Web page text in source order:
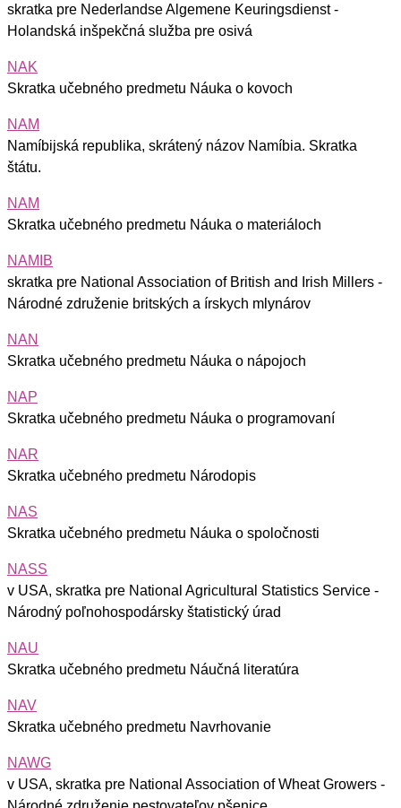
skratka pre Nederlandse Algemene Keuringsdienst -
Holandská inšpekčná služba pre osivá
NAK
Skratka učebného predmetu Náuka o kovoch
NAM
Namíbijská republika, skrátený názov Namíbia. Skratka
štátu.
NAM
Skratka učebného predmetu Náuka o materiáloch
NAMIB
skratka pre National Association of British and Irish Millers -
Národné združenie britských a írskych mlynárov
NAN
Skratka učebného predmetu Náuka o nápojoch
NAP
Skratka učebného predmetu Náuka o programovaní
NAR
Skratka učebného predmetu Národopis
NAS
Skratka učebného predmetu Náuka o spoločnosti
NASS
v USA, skratka pre National Agricultural Statistics Service -
Národný poľnohospodársky štatistický úrad
NAU
Skratka učebného predmetu Náučná literatúra
NAV
Skratka učebného predmetu Navrhovanie
NAWG
v USA, skratka pre National Association of Wheat Growers -